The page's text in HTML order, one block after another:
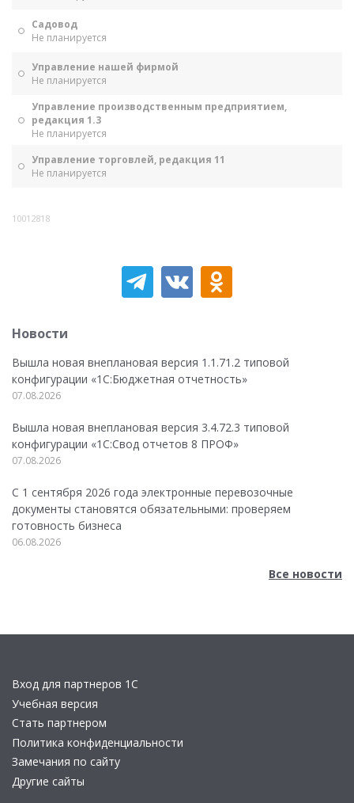
Садовод
Не планируется
Управление нашей фирмой
Не планируется
Управление производственным предприятием,
редакция 1.3
Не планируется
Управление торговлей, редакция 11
Не планируется
10012818
Новости
Вышла новая внеплановая версия 1.1.71.2 типовой
конфигурации «1C:Бюджетная отчетность»
07.08.2026
Вышла новая внеплановая версия 3.4.72.3 типовой
конфигурации «1C:Свод отчетов 8 ПРОФ»
07.08.2026
С 1 сентября 2026 года электронные перевозочные
документы становятся обязательными: проверяем
готовность бизнеса
06.08.2026
Все новости
Вход для партнеров 1С
Учебная версия
Стать партнером
Политика конфиденциальности
Замечания по сайту
Другие сайты